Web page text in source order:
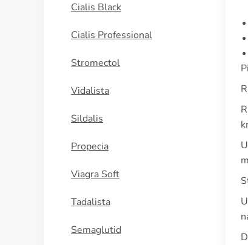
Cialis Black
Cialis Professional
Stromectol
Vidalista
Sildalis
Propecia
Viagra Soft
Tadalista
Semaglutid